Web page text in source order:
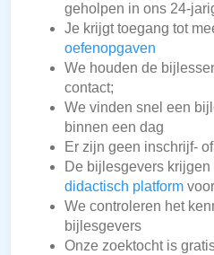
geholpen in ons 24-
Je krijgt toegang tot
oefenopgaven
We houden de
contact;
We vinden snel een
binnen een dag
Er zijn geen inschrijf-
De bijlesgevers krijgen
didactisch platform
We controleren het
bijlesgevers
Onze zoektocht is